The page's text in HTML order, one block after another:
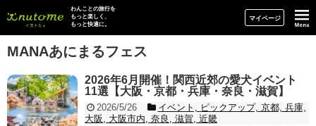
イヌトミィ
わんことの旅行を
もっと楽しく、
もっと快適に。
マイページ
MANAあにまるフェス
2026年6月開催！関西近郊の愛犬イベント
11選【大阪・京都・兵庫・奈良・滋賀】
2026/5/26
イベント, ピックアップ, 京都, 兵庫,
大阪, 大阪市内, 奈良, 滋賀, 近畿